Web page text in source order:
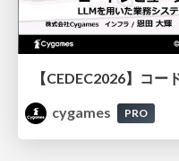
cygames
PRO